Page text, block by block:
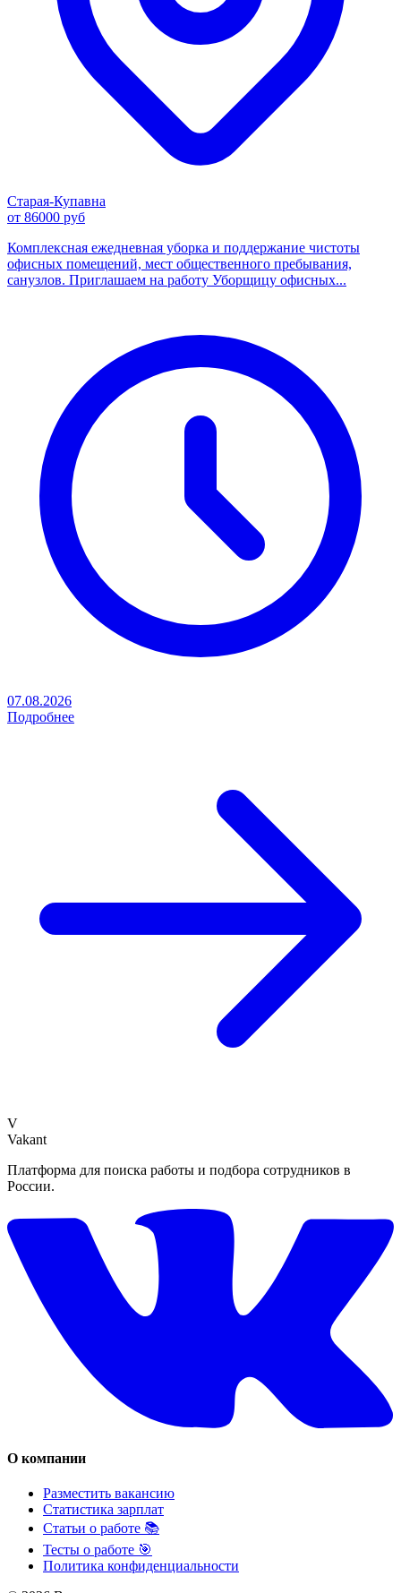
Старая-Купавна
от 86000 руб
Комплексная ежедневная уборка и поддержание чистоты
офисных помещений, мест общественного пребывания,
санузлов. Приглашаем на работу Уборщицу офисных...
07.08.2026
Подробнее
V
Vakant
Платформа для поиска работы и подбора сотрудников в
России.
О компании
Разместить вакансию
Статистика зарплат
Статьи о работе 📚
Тесты о работе 🎯
Политика конфиденциальности